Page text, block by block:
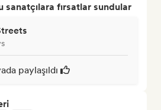
sanatçılara fırsatlar sundular
paylaşıldı